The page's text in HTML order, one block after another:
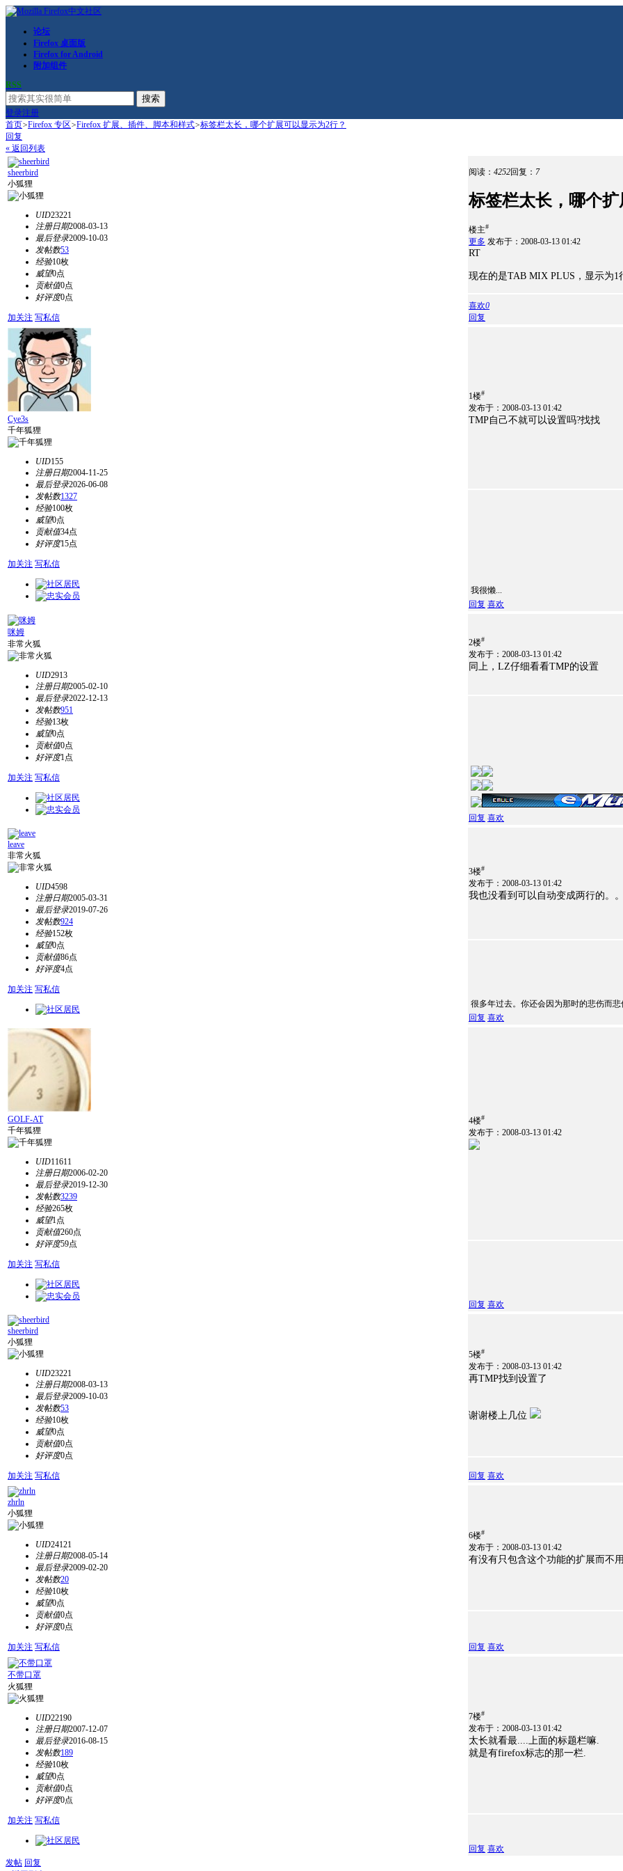
论坛
Firefox 桌面版
Firefox for Android
附加组件
RSS
搜索
登录注册
首页>Firefox 专区>Firefox 扩展、插件、脚本和样式>标签栏太长，哪个扩展可以显示为2行？
回复
« 返回列表
sheerbird
小狐狸
UID23221
注册日期2008-03-13
最后登录2009-10-03
发帖数53
经验10枚
威望0点
贡献值0点
好评度0点
加关注 写私信
阅读： 4252回复： 7
标签栏太长，哪个
楼主#
更多 发布于：2008-03-13 01:42
RT
现在的是TAB MIX PLUS，显示为
喜欢0
回复
Cye3s
千年狐狸
UID155
注册日期2004-11-25
最后登录2026-06-08
发帖数1327
经验100枚
威望0点
贡献值34点
好评度15点
加关注 写私信
1楼#
发布于：2008-03-13 01:42
TMP自己不就可以设置吗?找找
我很懒...
回复 喜欢
咪姆
非常火狐
UID2913
注册日期2005-02-10
最后登录2022-12-13
发帖数951
经验13枚
威望0点
贡献值0点
好评度1点
加关注 写私信
2楼#
发布于：2008-03-13 01:42
同上，LZ仔细看看TMP的设置
回复 喜欢
leave
非常火狐
UID4598
注册日期2005-03-31
最后登录2019-07-26
发帖数924
经验152枚
威望0点
贡献值86点
好评度4点
加关注 写私信
3楼#
发布于：2008-03-13 01:42
我也没看到可以自动变成两行的。
很多年过去。你还会因为那时的悲伤而悲
回复 喜欢
GOLF-AT
千年狐狸
UID11611
注册日期2006-02-20
最后登录2019-12-30
发帖数3239
经验265枚
威望1点
贡献值260点
好评度59点
加关注 写私信
4楼#
发布于：2008-03-13 01:42
回复 喜欢
sheerbird
小狐狸
UID23221
注册日期2008-03-13
最后登录2009-10-03
发帖数53
经验10枚
威望0点
贡献值0点
好评度0点
加关注 写私信
5楼#
发布于：2008-03-13 01:42
再TMP找到设置了
谢谢楼上几位
回复 喜欢
zhrln
小狐狸
UID24121
注册日期2008-05-14
最后登录2009-02-20
发帖数20
经验10枚
威望0点
贡献值0点
好评度0点
加关注 写私信
6楼#
发布于：2008-03-13 01:42
有没有只包含这个功能的扩展而
回复 喜欢
不带口罩
火狐狸
UID22190
注册日期2007-12-07
最后登录2016-08-15
发帖数189
经验10枚
威望0点
贡献值0点
好评度0点
加关注 写私信
7楼#
发布于：2008-03-13 01:42
太长就看最....上面的标题栏嘛.
就是有firefox标志的那一栏.
回复 喜欢
发帖 回复